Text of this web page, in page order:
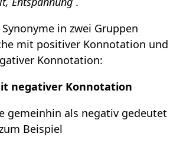
in zwei Gruppen
mit positiver Konnotation und
Konnotation:
negativer Konnotation
gemeinhin als negativ gedeutet
Beispiel